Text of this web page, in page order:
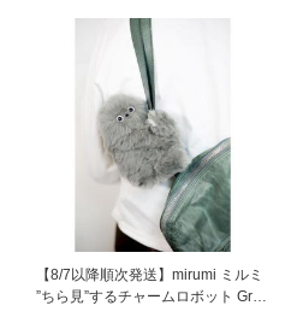
【8/7以降順次発送】mirumi ミルミ
”ちら見”するチャームロボット Gray